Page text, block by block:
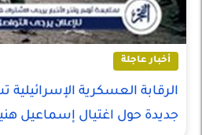
أخبار عاجلة
الرقابة العسكرية
جديدة حول اغتيال إسماعيل